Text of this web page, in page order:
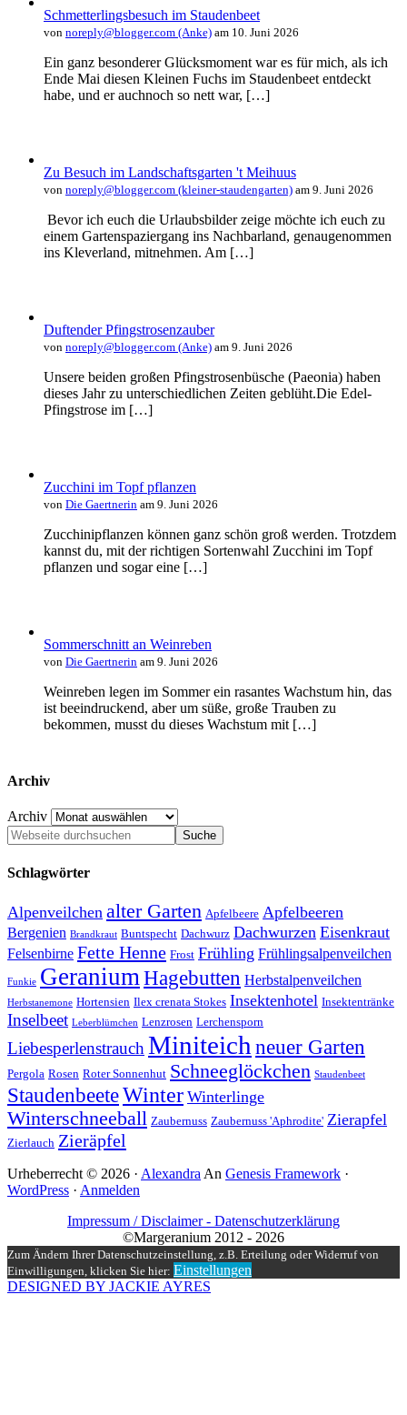
Schmetterlingsbesuch im Staudenbeet
von noreply@blogger.com (Anke) am 10. Juni 2026
Ein ganz besonderer Glücksmoment war es für mich, als ich
Ende Mai diesen Kleinen Fuchs im Staudenbeet entdeckt
habe, und er auchnoch so nett war, […]
Zu Besuch im Landschaftsgarten 't Meihuus
von noreply@blogger.com (kleiner-staudengarten) am 9. Juni 2026
Bevor ich euch die Urlaubsbilder zeige möchte ich euch zu
einem Gartenspaziergang ins Nachbarland, genaugenommen
ins Kleverland, mitnehmen. Am […]
Duftender Pfingstrosenzauber
von noreply@blogger.com (Anke) am 9. Juni 2026
Unsere beiden großen Pfingstrosenbüsche (Paeonia) haben
dieses Jahr zu unterschiedlichen Zeiten geblüht.Die Edel-
Pfingstrose im […]
Zucchini im Topf pflanzen
von Die Gaertnerin am 9. Juni 2026
Zucchinipflanzen können ganz schön groß werden. Trotzdem
kannst du, mit der richtigen Sortenwahl Zucchini im Topf
pflanzen und sogar eine […]
Sommerschnitt an Weinreben
von Die Gaertnerin am 9. Juni 2026
Weinreben legen im Sommer ein rasantes Wachstum hin, das
ist beeindruckend, aber um süße, große Trauben zu
bekommen, musst du dieses Wachstum mit […]
Archiv
Archiv
Schlagwörter
Alpenveilchen alter Garten Apfelbeere Apfelbeeren
Bergenien Brandkraut Buntspecht Dachwurz Dachwurzen Eisenkraut
Felsenbirne Fette Henne Frost Frühling Frühlingsalpenveilchen
Funkie Geranium Hagebutten Herbstalpenveilchen
Herbstanemone Hortensien Ilex crenata Stokes Insektenhotel Insektentränke
Inselbeet Leberblümchen Lenzrosen Lerchensporn
Liebesperlenstrauch Miniteich neuer Garten
Pergola Rosen Roter Sonnenhut Schneeglöckchen Staudenbeet
StaudenbeeteWinter Winterlinge
Winterschneeball Zaubernuss Zaubernuss 'Aphrodite' Zierapfel
Zierlauch Zieräpfel
Urheberrecht © 2026 · Alexandra An Genesis Framework ·
WordPress · Anmelden
Impressum / Disclaimer - Datenschutzerklärung
©Margeranium 2012 - 2026
Zum Ändern Ihrer Datenschutzeinstellung, z.B. Erteilung oder Widerruf von
Einwilligungen, klicken Sie hier: Einstellungen
DESIGNED BY JACKIE AYRES